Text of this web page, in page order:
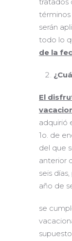
términos
serán
todo lo
de la
El
adquirió
1o. de
del que
anterior
seis
año de
se